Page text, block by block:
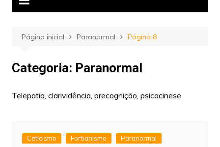
Página inicial Paranormal Página 8
Categoria: Paranormal
Telepatia, clarividência, precognição, psicocinese
Ceticismo Fortianismo Paranormal